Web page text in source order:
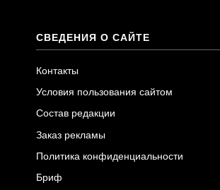
СВЕДЕНИЯ О САЙТЕ
Контакты
Условия пользования сайтом
Состав редакции
Заказ рекламы
Политика конфиденциальности
Бриф